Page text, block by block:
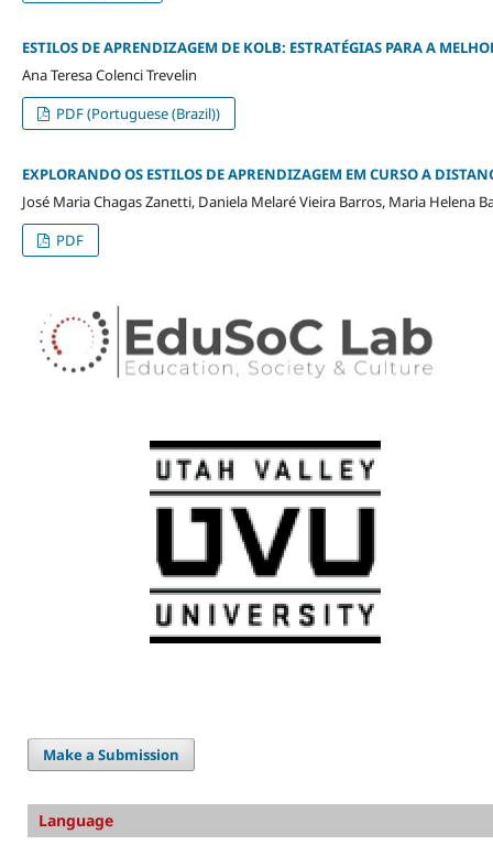
ESTILOS DE APRENDIZAGEM DE KOLB: ESTRATÉGIAS PARA A
Ana Teresa Colenci Trevelin
PDF (Portuguese (Brazil))
EXPLORANDO OS ESTILOS DE APRENDIZAGEM EM CURSO A
José Maria Chagas Zanetti, Daniela Melaré Vieira Barros, Maria Helena
PDF
Make a Submission
Language